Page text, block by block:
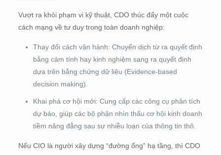
Vượt ra khỏi phạm vi kỹ thuật, CDO thúc đẩy một cuộc
cách mạng về tư duy trong toàn doanh nghiệp:
Thay đổi cách vận hành: Chuyển dịch từ ra quyết định
bằng cảm tính hay kinh nghiệm sang ra quyết định
dựa trên bằng chứng dữ liệu (Evidence-based
decision making).
Khai phá cơ hội mới: Cung cấp các công cụ phân tích
dự báo, giúp các bộ phận nhìn thấu cơ hội kinh doanh
tiềm năng đằng sau sự nhiễu loạn của thông tin thô.
Nếu CIO là người xây dựng “đường ống” hạ tầng, thì CDO